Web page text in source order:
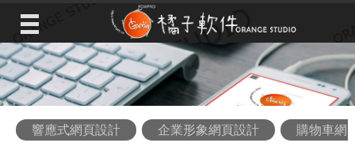
響應式網頁設計 企業形象網頁設計 購物車網